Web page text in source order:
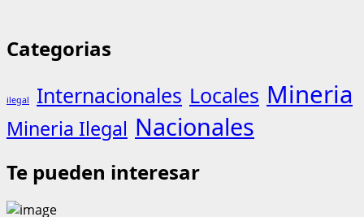
Categorias
ilegal Internacionales Locales Mineria
Mineria Ilegal Nacionales
Te pueden interesar